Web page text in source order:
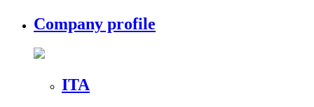
Company profile
ITA